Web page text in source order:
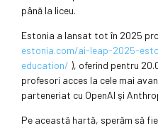
până la liceu.
Estonia a lansat tot în 2025
estonia.com/ai-leap-2025-
education/ ), oferind pentru
profesori acces la cele mai
parteneriat cu OpenAI şi
Pe această hartă, sperăm să